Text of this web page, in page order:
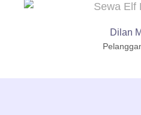
Dilan